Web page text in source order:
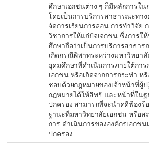
ศึกษาเอกชนต่าง ๆ ก็มีหลักการใ
โดยเป็นการบริการสาธารณะทา
จัดการเรียนการสอน การทำวิจัย
วิชาการให้แก่ปัจเจกชน ซึ่งการใ
ศึกษาถือว่าเป็นการบริการสาธาร
เกิดกรณีพิพาทระหว่างมหาวิทยา
อุดมศึกษาที่ดำเนินการภายใต้กา
เอกชน หรือเกิดจากการกระทำ ห
ชอบด้วยกฎหมายของเจ้าหน้าที่ผู้
กฎหมายได้ให้สิทธิ และหน้าที่ใน
ปกครอง สามารถที่จะนำคดีฟ้องร้
ฐานะที่มหาวิทยาลัยเอกชน หรือ
การ ดำเนินการขององค์กรเอกช
ปกครอง